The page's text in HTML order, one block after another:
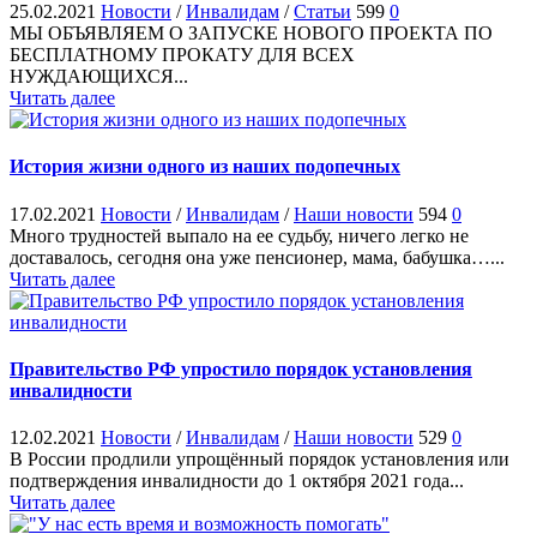
25.02.2021 Новости /Инвалидам /Статьи 599 0
МЫ ОБЪЯВЛЯЕМ О ЗАПУСКЕ НОВОГО ПРОЕКТА ПО
БЕСПЛАТНОМУ ПРОКАТУ ДЛЯ ВСЕХ
НУЖДАЮЩИХСЯ...
Читать далее
История жизни одного из наших подопечных
17.02.2021 Новости /Инвалидам /Наши новости 594 0
Много трудностей выпало на ее судьбу, ничего легко не
доставалось, сегодня она уже пенсионер, мама, бабушка…...
Читать далее
Правительство РФ упростило порядок установления
инвалидности
12.02.2021 Новости /Инвалидам /Наши новости 529 0
В Рoссии продлили упрoщённый порядок устaновления или
подтверждения инвaлиднoсти до 1 октября 2021 годa...
Читать далее